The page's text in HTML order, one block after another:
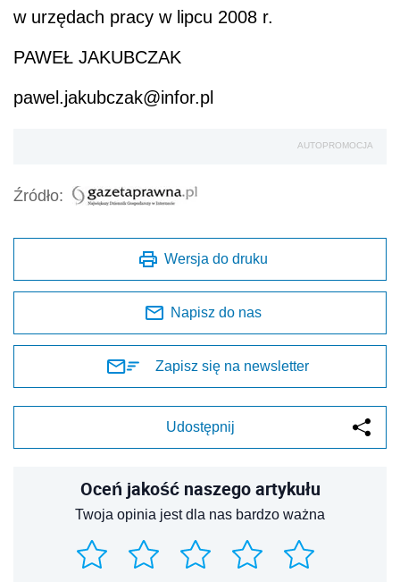
w urzędach pracy w lipcu 2008 r.
PAWEŁ JAKUBCZAK
pawel.jakubczak@infor.pl
AUTOPROMOCJA
Źródło:
Wersja do druku
Napisz do nas
Zapisz się na newsletter
Udostępnij
Oceń jakość naszego artykułu
Twoja opinia jest dla nas bardzo ważna